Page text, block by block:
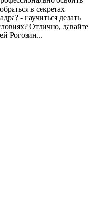
в секретах
- научиться делать
Отлично, давайте
Рогозин...